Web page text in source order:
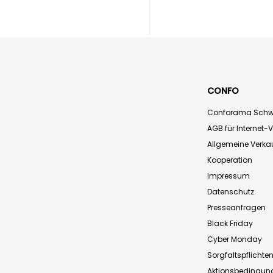
CONFO
Conforama
AGB für Internet-
Allgemeine
Kooperation
Impressum
Datenschutz
Presseanfragen
Black Friday
Cyber Monday
Sorgfaltspflichten